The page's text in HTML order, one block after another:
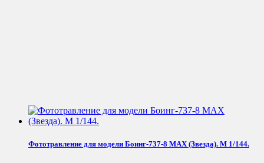
Фототравление для модели Боинг-737-8 MAX (Звезда). М 1/144.